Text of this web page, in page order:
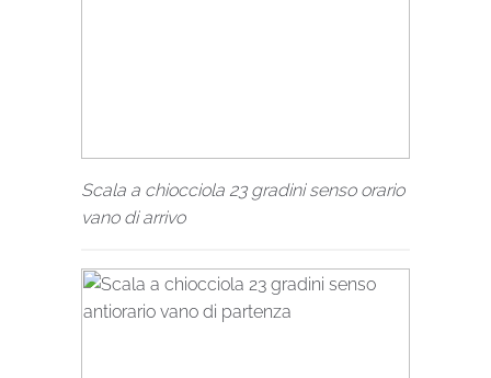
Scala a chiocciola 23 gradini senso orario
vano di arrivo